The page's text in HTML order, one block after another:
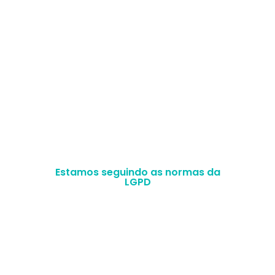
Estamos seguindo as normas da
LGPD